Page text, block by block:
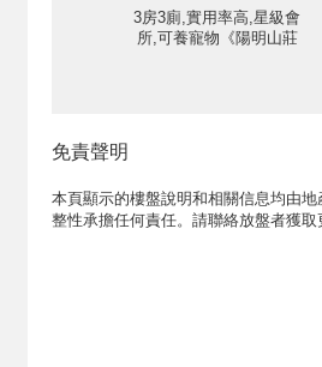
3房3廁,實用率高,星級會
所,可養寵物《陽明山莊
免責聲明
本頁顯示的樓盤說明和相關信息均由
整性承擔任何責任。請聯絡放盤者獲